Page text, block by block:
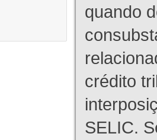
quando
crédito
SELIC.